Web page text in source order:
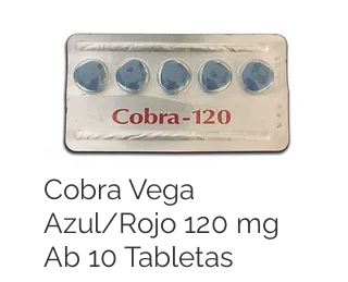
Cobra Vega
Azul/Rojo 120 mg
Ab 10 Tabletas